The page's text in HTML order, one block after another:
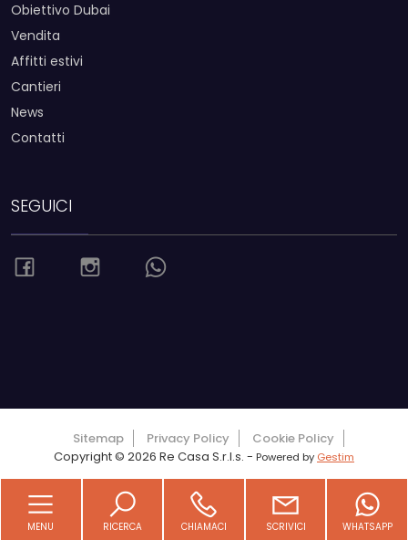
Obiettivo Dubai
Vendita
Affitti estivi
Cantieri
News
Contatti
SEGUICI
Sitemap Privacy Policy
Cookie Policy
Copyright © 2026 Re Casa S.r.l.s. - Powered by Gestim
MENU RICERCA CHIAMACI SCRIVICI WHATSAPP